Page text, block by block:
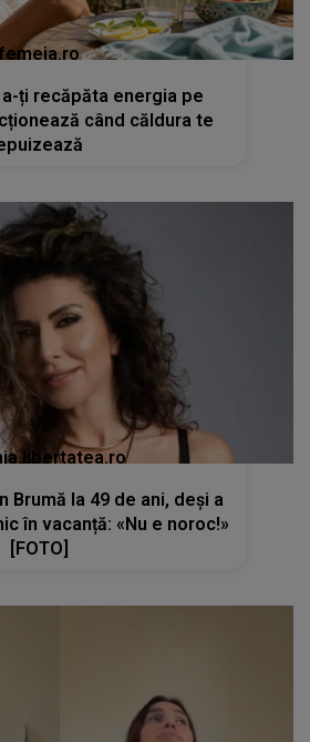
ți recăpăta energia pe
când căldura te
Brumă la 49 de ani, deși a
în vacanță: «Nu e noroc!»
[FOTO]